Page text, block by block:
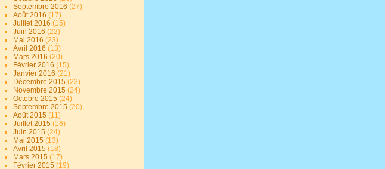
Septembre 2016(27)
Août 2016(17)
Juillet 2016(15)
Juin 2016(22)
Mai 2016(23)
Avril 2016(13)
Mars 2016(20)
Février 2016(15)
Janvier 2016(21)
Décembre 2015(23)
Novembre 2015(24)
Octobre 2015(24)
Septembre 2015(20)
Août 2015(11)
Juillet 2015(16)
Juin 2015(24)
Mai 2015(13)
Avril 2015(18)
Mars 2015(17)
Février 2015(19)